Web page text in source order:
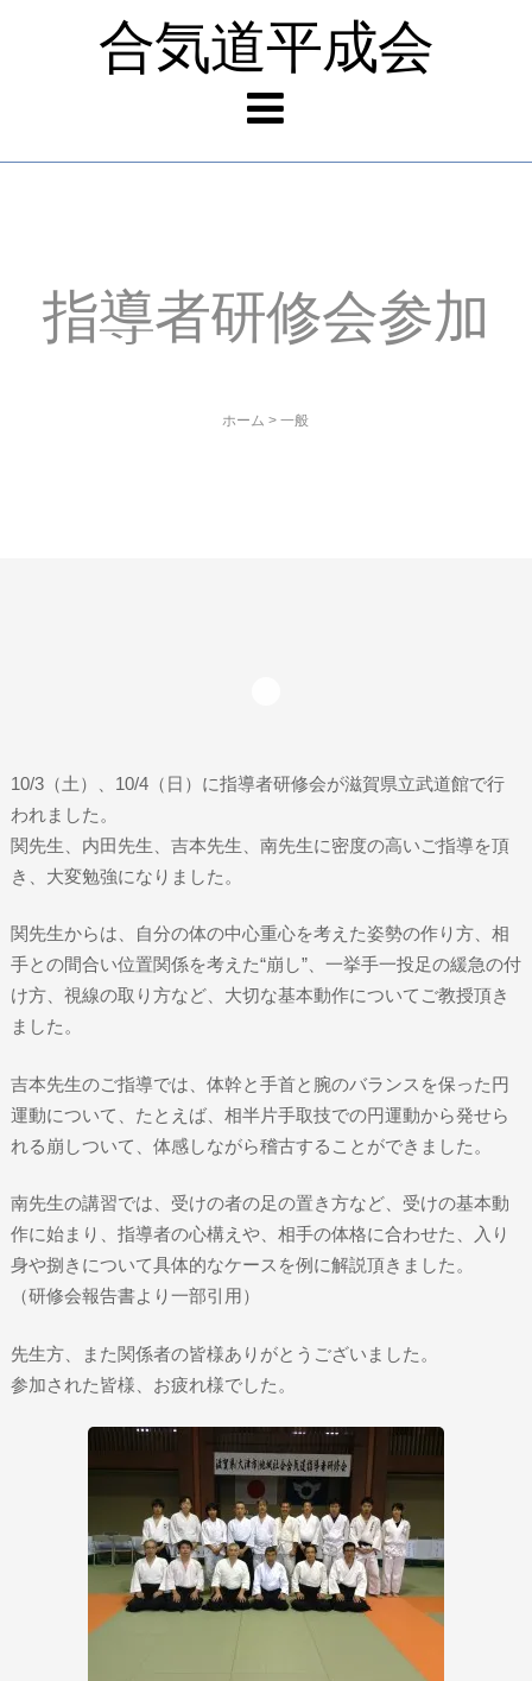
合気道平成会
指導者研修会参加
ホーム >一般
10/3（土）、10/4（日）に指導者研修会が滋賀県立武道館で行
われました。
関先生、内田先生、吉本先生、南先生に密度の高いご指導を頂
き、大変勉強になりました。
関先生からは、自分の体の中心重心を考えた姿勢の作り方、相
手との間合い位置関係を考えた“崩し”、一挙手一投足の緩急の付
け方、視線の取り方など、大切な基本動作についてご教授頂き
ました。
吉本先生のご指導では、体幹と手首と腕のバランスを保った円
運動について、たとえば、相半片手取技での円運動から発せら
れる崩しついて、体感しながら稽古することができました。
南先生の講習では、受けの者の足の置き方など、受けの基本動
作に始まり、指導者の心構えや、相手の体格に合わせた、入り
身や捌きについて具体的なケースを例に解説頂きました。
（研修会報告書より一部引用）
先生方、また関係者の皆様ありがとうございました。
参加された皆様、お疲れ様でした。